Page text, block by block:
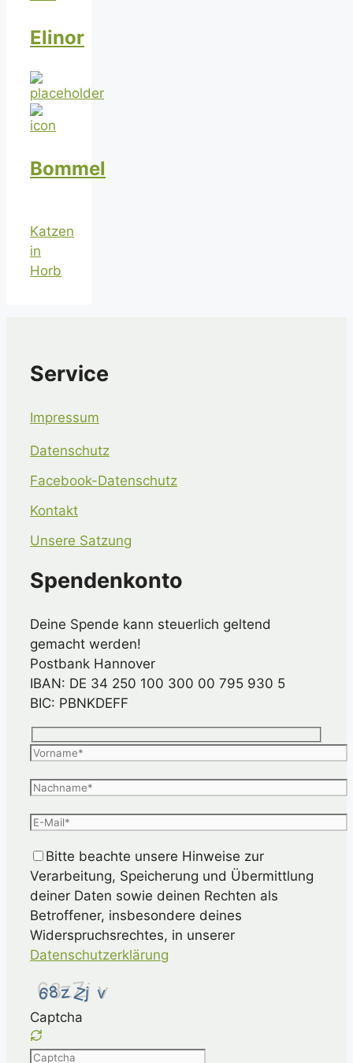
Elinor
Bommel
Katzen
in
Horb
Service
Impressum
Datenschutz
Facebook-Datenschutz
Kontakt
Unsere Satzung
Spendenkonto
Deine Spende kann steuerlich geltend
gemacht werden!
Postbank Hannover
IBAN: DE 34 250 100 300 00 795 930 5
BIC: PBNKDEFF
Bitte beachte unsere Hinweise zur
Verarbeitung, Speicherung und Übermittlung
deiner Daten sowie deinen Rechten als
Betroffener, insbesondere deines
Widerspruchsrechtes, in unserer
Datenschutzerklärung
Captcha
Please